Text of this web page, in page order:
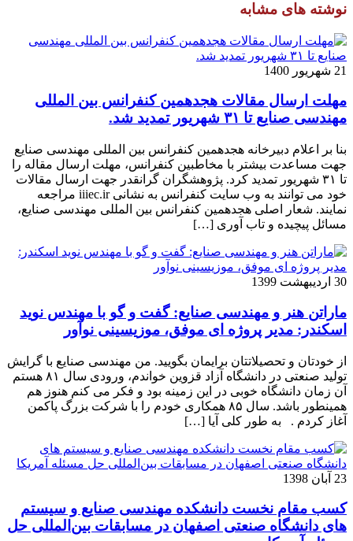
نوشته های مشابه
21 شهریور 1400
مهلت ارسال مقالات هجدهمین کنفرانس بین المللی
مهندسی صنایع تا ۳۱ شهریور تمدید شد.
بنا بر اعلام دبیرخانه هجدهمین کنفرانس بین المللی مهندسی صنایع
جهت مساعدت بیشتر با مخاطبین کنفرانس، مهلت ارسال مقاله را
تا ۳۱ شهریور تمدید کرد. پژوهشگران گرانقدر جهت ارسال مقالات
خود می توانند به وب سایت کنفرانس به نشانی iiiec.ir مراجعه
نمایند. شعار اصلی هجدهمین کنفرانس بین المللی مهندسی صنایع،
مسائل پیچیده و تاب آوری […]
30 اردیبهشت 1399
ماراتن هنر و مهندسی صنایع: گفت و گو با مهندس نوید
اسکندر: مدیر پروژه ای موفق، موزیسینی نوآور
از خودتان و تحصیلاتتان برایمان بگویید. من مهندسی صنایع با گرایش
تولید صنعتی در دانشگاه آزاد قزوین خواندم، ورودی سال ۸۱ هستم
آن زمان دانشگاه خوبی در این زمینه بود و فکر می کنم هنوز هم
همینطور باشد. سال ۸۵ همکاری خودم را با شرکت بزرگ پاکمن
آغاز کردم . به طور کلی آیا […]
23 آبان 1398
کسب مقام نخست دانشکده مهندسی صنایع و سیستم
های دانشگاه صنعتی اصفهان در مسابقات بین‌المللی حل